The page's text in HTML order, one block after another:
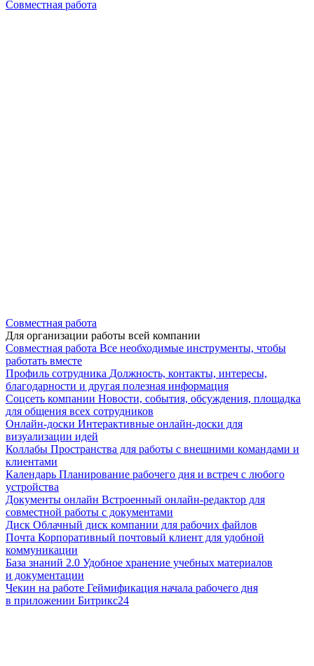
Совместная работа
Совместная работа
Для организации работы всей компании
Совместная работа Все необходимые инструменты, чтобы
работать вместе
Профиль сотрудника Должность, контакты, интересы,
благодарности и другая полезная информация
Соцсеть компании Новости, события, обсуждения, площадка
для общения всех сотрудников
Онлайн-доски Интерактивные онлайн-доски для
визуализации идей
Коллабы Пространства для работы с внешними командами и
клиентами
Календарь Планирование рабочего дня и встреч с любого
устройства
Документы онлайн Встроенный онлайн-редактор для
совместной работы с документами
Диск Облачный диск компании для рабочих файлов
Почта Корпоративный почтовый клиент для удобной
коммуникации
База знаний 2.0 Удобное хранение учебных материалов
и документации
Чекин на работе Геймификация начала рабочего дня
в приложении Битрикс24